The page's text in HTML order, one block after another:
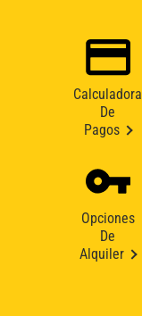
Calculadora
De
Pagos
Opciones
De
Alquiler